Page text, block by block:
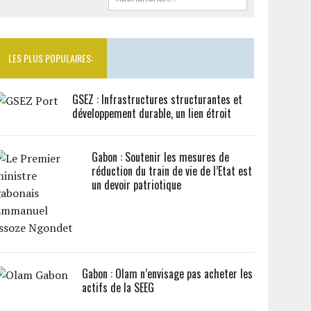
LES PLUS POPULAIRES:
GSEZ : Infrastructures structurantes et
développement durable, un lien étroit
Gabon : Soutenir les mesures de
réduction du train de vie de l’Etat est
un devoir patriotique
Gabon : Olam n’envisage pas acheter les
actifs de la SEEG